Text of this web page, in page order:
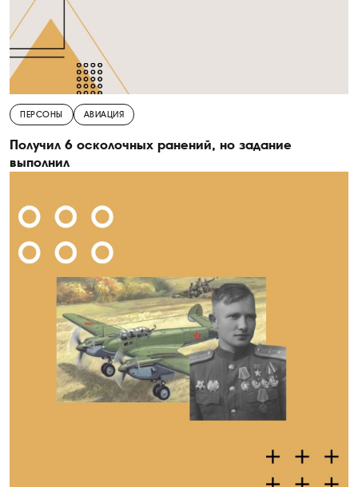
ПЕРСОНЫ АВИАЦИЯ
Получил 6 осколочных ранений, но задание
выполнил